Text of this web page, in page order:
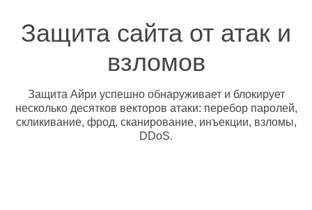
Защита сайта от атак и
взломов
Защита Айри успешно обнаруживает и блокирует
несколько десятков векторов атаки: перебор паролей,
скликивание, фрод, сканирование, инъекции, взломы,
DDoS.